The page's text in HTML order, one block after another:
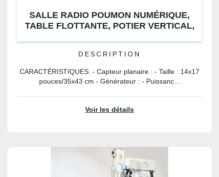
SALLE RADIO POUMON NUMÉRIQUE,
TABLE FLOTTANTE, POTIER VERTICAL,
DESCRIPTION
CARACTÉRISTIQUES: - Capteur planaire : - Taille : 14x17
pouces/35x43 cm - Générateur : - Puissanc...
Voir les détails